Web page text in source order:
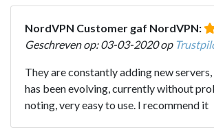
NordVPN Customer gaf NordVPN:
Geschreven op: 03-03-2020 op
They are constantly adding new
has been evolving, currently without
noting, very easy to use. I recommend it